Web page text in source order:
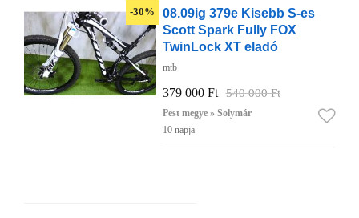
-30%
08.09ig 379e Kisebb S-es
Scott Spark Fully FOX
TwinLock XT eladó
mtb
379 000 Ft 540 000 Ft
Pest megye » Solymár
10 napja